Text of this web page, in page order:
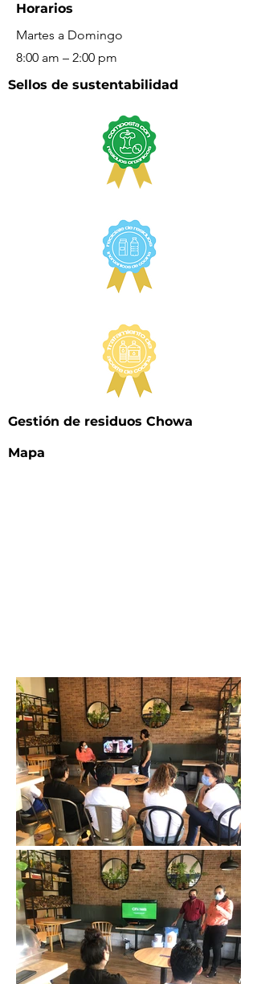
Horarios
Martes a Domingo
8:00 am – 2:00 pm
Sellos de sustentabilidad
Gestión de residuos Chowa
Mapa